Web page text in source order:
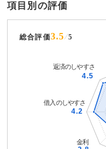
項目別の評価
総合評価3.5 5